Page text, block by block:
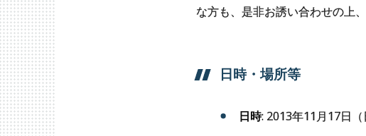
な方も、是非お誘い合わせの上
日時・場所等
日時: 2013年11月17日（